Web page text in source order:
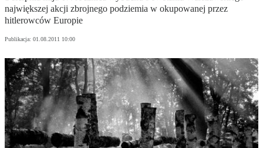
największej akcji zbrojnego podziemia w okupowanej przez
hitlerowców Europie
Publikacja: 01.08.2011 10:00